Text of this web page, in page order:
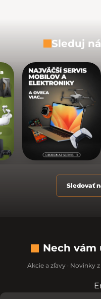
Sleduj
Sledovať
Nech vám
Akcie a zľavy · Novinky